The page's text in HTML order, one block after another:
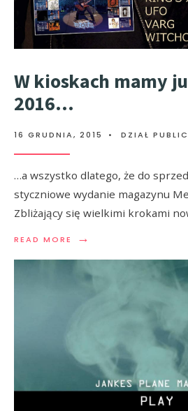
W kioskach mamy
2016…
16 GRUDNIA, 2015 • DZIAŁ
…a wszystko dlatego, że do
styczniowe wydanie magazynu
Zbliżający się wielkimi krokami
READ MORE →